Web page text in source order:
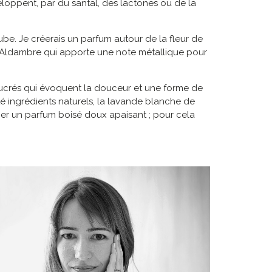
par du santal, des lactones ou de la
Je créerais un parfum autour de la fleur de
qui apporte une note métallique pour
qui évoquent la douceur et une forme de
ingrédients naturels, la lavande blanche de
un parfum boisé doux apaisant ; pour cela